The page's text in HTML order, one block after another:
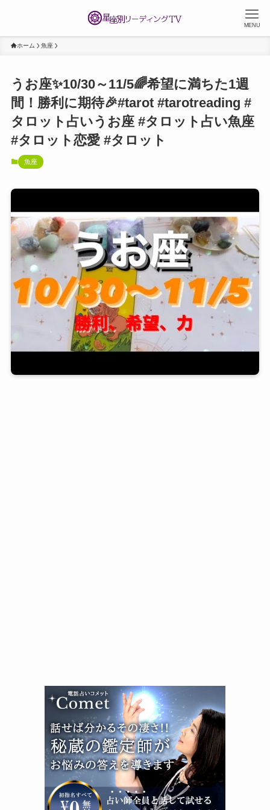
MENU
ホーム 魚座
うお座✨10/30～11/5🌈希望に満ちた1週
間！勝利に期待🎉#tarot #tarotreading #
タロット占いうお座 #タロット占い魚座
#タロット恋愛 #タロット
魚座